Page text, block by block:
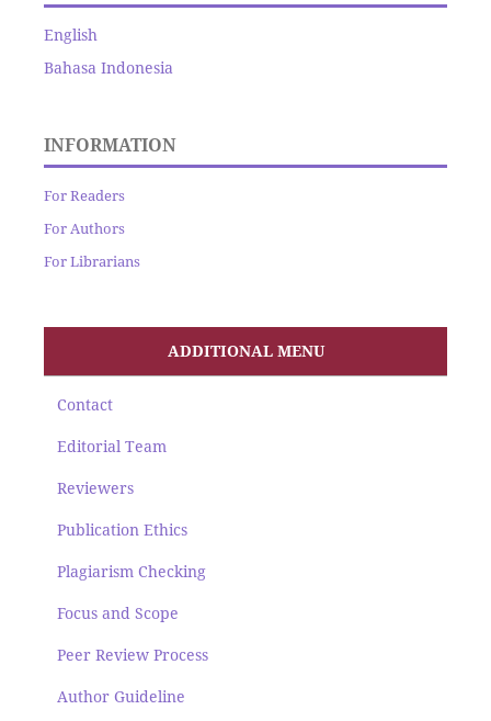
English
Bahasa Indonesia
INFORMATION
For Readers
For Authors
For Librarians
ADDITIONAL MENU
Contact
Editorial Team
Reviewers
Publication Ethics
Plagiarism Checking
Focus and Scope
Peer Review Process
Author Guideline